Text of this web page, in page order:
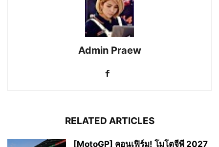
Admin Praew
RELATED ARTICLES
[MotoGP] คอนเฟิร์ม! โมโตจีพี 2027